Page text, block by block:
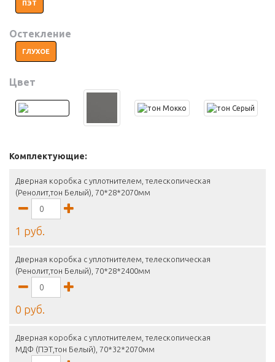
ПЭТ
Остекление
ГЛУХОЕ
Цвет
Комплектующие:
Дверная коробка с уплотнителем, телескопическая
(Ренолит,тон Белый), 70*28*2070мм
1 руб.
Дверная коробка с уплотнителем, телескопическая
(Ренолит,тон Белый), 70*28*2400мм
0 руб.
Дверная коробка с уплотнителем, телескопическая
МДФ (ПЭТ,тон Белый), 70*32*2070мм